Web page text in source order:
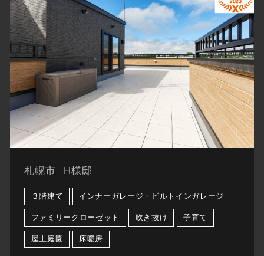
札幌市 H様邸
３階建て インナーガレージ・ビルトインガレージ
ファミリークローゼット 吹き抜け 子育て
屋上庭園 床暖房